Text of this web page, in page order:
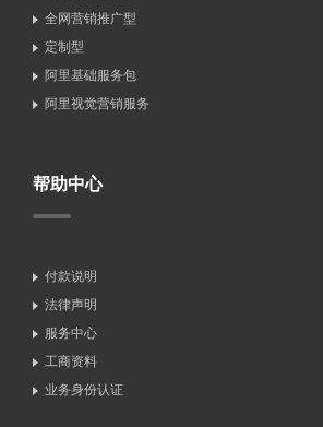
全网营销推广型
定制型
阿里基础服务包
阿里视觉营销服务
帮助中心
付款说明
法律声明
服务中心
工商资料
业务身份认证